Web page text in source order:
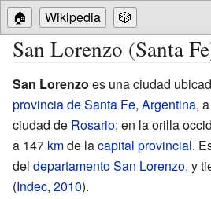
🏠 Wikipedia 🎲
San Lorenzo (Santa
San Lorenzo es una ciudad
provincia de Santa Fe, Argentina,
ciudad de Rosario; en la orilla
a 147 kmde lacapital provincial.
del departamento San Lorenzo, y
(Indec, 2010).